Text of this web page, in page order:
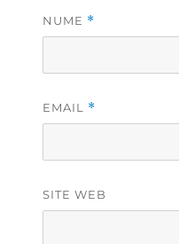
NUME *
EMAIL *
SITE WEB